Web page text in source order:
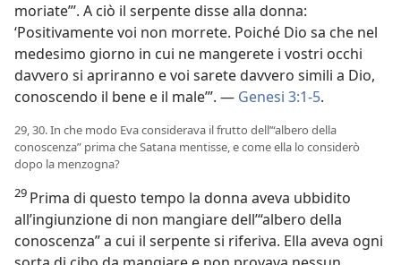
moriate”’. A ciò il serpente disse alla donna:
‘Positivamente voi non morrete. Poiché Dio sa che nel
medesimo giorno in cui ne mangerete i vostri occhi
davvero si apriranno e voi sarete davvero simili a Dio,
conoscendo il bene e il male’”. — Genesi 3:1-5.
29, 30. In che modo Eva considerava il frutto dell’“albero della
conoscenza” prima che Satana mentisse, e come ella lo considerò
dopo la menzogna?
29 Prima di questo tempo la donna aveva ubbidito
all’ingiunzione di non mangiare dell’“albero della
conoscenza” a cui il serpente si riferiva. Ella aveva ogni